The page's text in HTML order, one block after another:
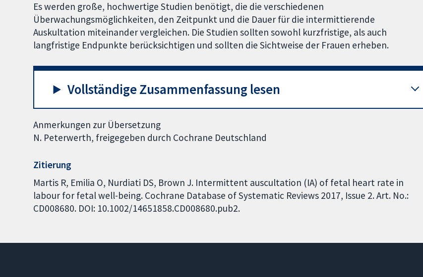
Es werden große, hochwertige Studien benötigt, die die verschiedenen
Überwachungsmöglichkeiten, den Zeitpunkt und die Dauer für die intermittierende
Auskultation miteinander vergleichen. Die Studien sollten sowohl kurzfristige, als auch
langfristige Endpunkte berücksichtigen und sollten die Sichtweise der Frauen erheben.
Vollständige Zusammenfassung lesen
Anmerkungen zur Übersetzung
N. Peterwerth, freigegeben durch Cochrane Deutschland
Zitierung
Martis R, Emilia O, Nurdiati DS, Brown J. Intermittent auscultation (IA) of fetal heart rate in
labour for fetal well-being. Cochrane Database of Systematic Reviews 2017, Issue 2. Art. No.:
CD008680. DOI: 10.1002/14651858.CD008680.pub2.